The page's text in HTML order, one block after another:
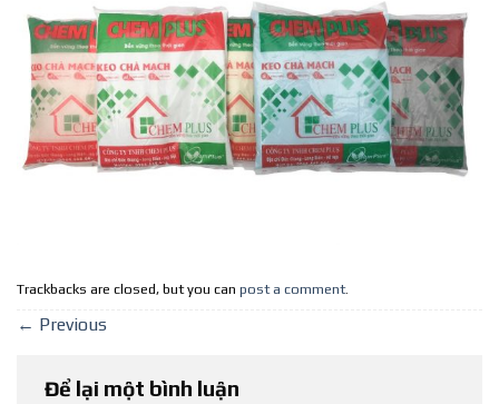
Trackbacks are closed, but you can post a comment.
← Previous
Để lại một bình luận